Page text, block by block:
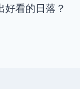
好看的日落？